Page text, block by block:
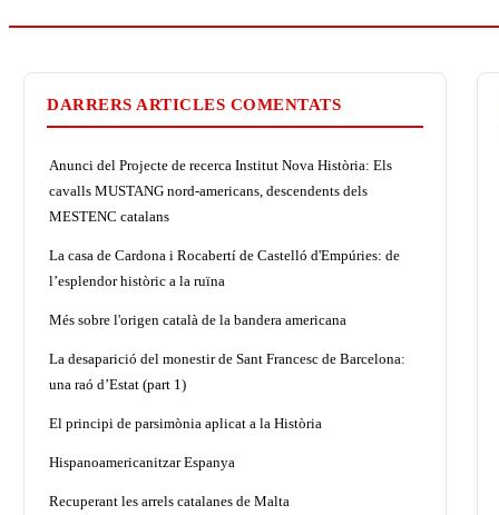
DARRERS ARTICLES COMENTATS
Anunci del Projecte de recerca Institut Nova Història: Els
cavalls MUSTANG nord-americans, descendents dels
MESTENC catalans
La casa de Cardona i Rocabertí de Castelló d'Empúries: de
l’esplendor històric a la ruïna
Més sobre l'origen català de la bandera americana
La desaparició del monestir de Sant Francesc de Barcelona:
una raó d’Estat (part 1)
El principi de parsimònia aplicat a la Història
Hispanoamericanitzar Espanya
Recuperant les arrels catalanes de Malta